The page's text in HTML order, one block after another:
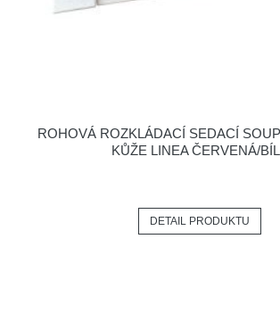
ROHOVÁ ROZKLÁDACÍ SEDACÍ
KŮŽE LINEA ČERVENÁ/
DETAIL PRODUKTU